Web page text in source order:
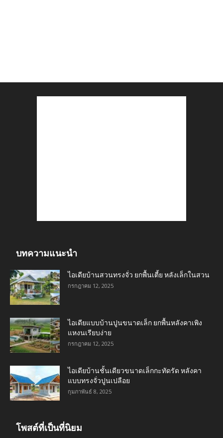
บทความแนะนำ
ไอเดียบ้านสวนทรงจั่ว ยกพื้นเตี้ย หลังเล็กในสวน
กรกฎาคม 12, 2025
ไอเดียแบบบ้านปูนขนาดเล็ก ยกพื้นหลังคาเพิง
แหงนเรียบง่าย
กรกฎาคม 12, 2025
ไอเดียบ้านชั้นเดียวขนาดเล็กกะทัดรัด หลังคา
แบบทรงจั่วปูนเปลือย
กุมภาพันธ์ 8, 2025
โพสต์ที่เป็นที่นิยม